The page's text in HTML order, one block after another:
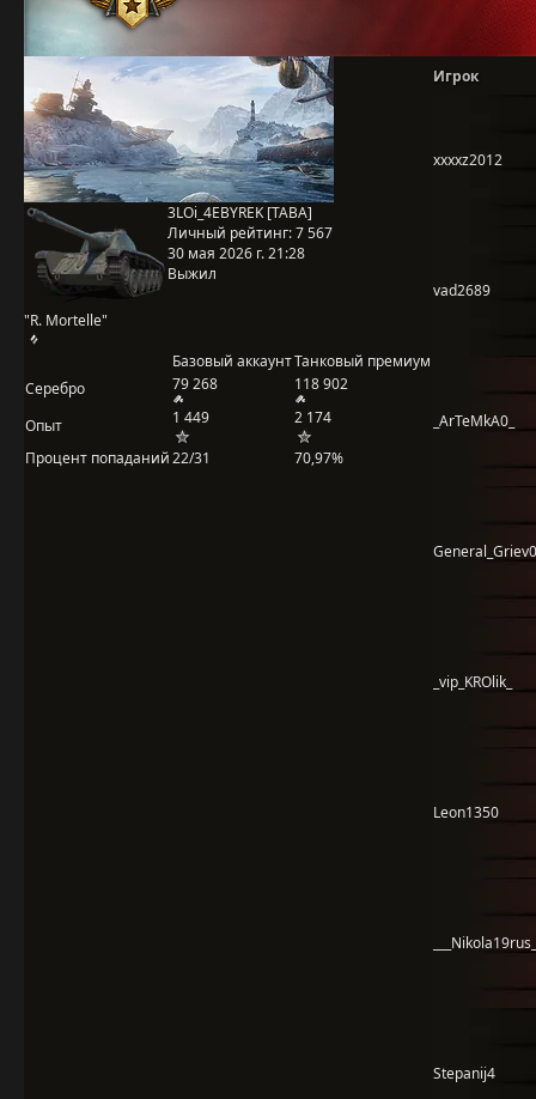
"R. Mortelle"
3LOi_4EBYREK [TABA]
Личный рейтинг:7 567
30 мая 2026 г. 21:28
Выжил
Базовый аккаунтТанковый премиум
Серебро
79 268 118 902
Опыт 1 449
2 174
Процент попаданий22/31 70,97%
Игрок
xxxxz2012
vad2689
_ArTeMkA0_
_vip_KROlik_
Leon1350
Stepanij4